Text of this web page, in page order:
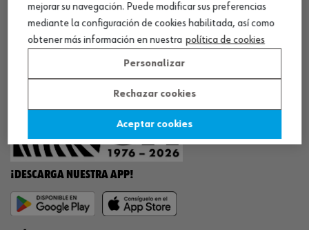
NUESTROS CERTIFICADOS
¡WÜRTH EMPRESA SOLIDARIA!
¡DESCARGA NUESTRA APP!
mejorar su navegación. Puede modificar sus preferencias
mediante la configuración de cookies habilitada, así como
obtener más información en nuestra política de cookies
Personalizar
Rechazar cookies
Aceptar cookies